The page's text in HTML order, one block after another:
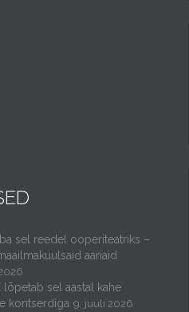
sel reedel ooperiteatriks –
aariaid
lõpetab sel aastal kahe
kontserdiga 9. juuli 2026